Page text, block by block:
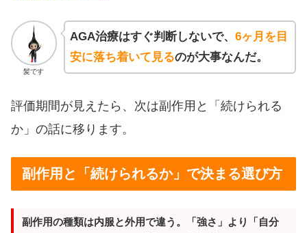
髪です
AGA治療はすぐ判断しないで、 6ヶ月を目
安に落ち着いて見るのが大事なんだ。
評価期間が見えたら、次は副作用と「続けられる
か」の話に移ります。
副作用と「続けられるか」で決まる選び方
副作用の種類は内服と外用で違う。「強さ」より「自分